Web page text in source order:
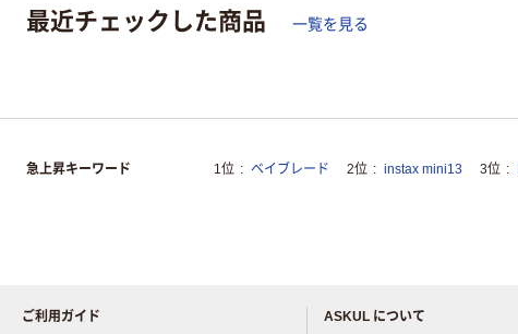
最近チェックした商品 一覧を見る
急上昇キーワード 1位 ベイブレード 2位 instax mini13 3位
ご利用ガイド
ASKUL について